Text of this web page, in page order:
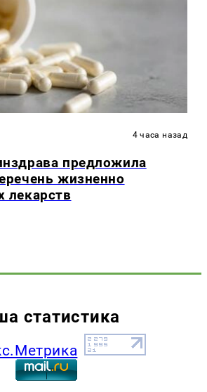
4 часа назад
предложила
жизненно
лекарств
статистика